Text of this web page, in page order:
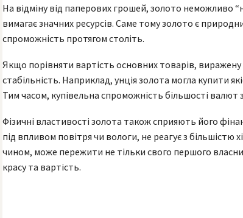
На відміну від паперових грошей, золото неможливо
вимагає значних ресурсів. Саме тому золото є
спроможність протягом століть.
Якщо порівняти вартість основних товарів,
стабільність. Наприклад, унція золота могла купити
Тим часом, купівельна спроможність більшості валют
Фізичні властивості золота також сприяють його
під впливом повітря чи вологи, не реагує з
чином, може пережити не тільки свого першого
красу та вартість.